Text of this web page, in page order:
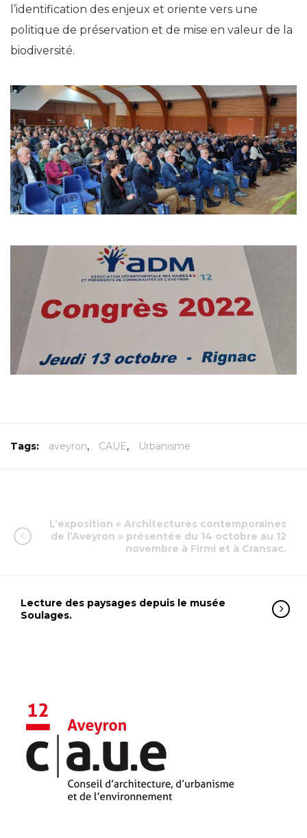
l’identification des enjeux et oriente vers une
politique de préservation et de mise en valeur de la
biodiversité.
Tags: aveyron, CAUE, Urbanisme
L’exposition « Architectures contemporaines
de l’Aveyron » présentée du 14 octobre au 12
novembre à Firmi et à Cransac.
Lecture des paysages depuis le musée
Soulages.